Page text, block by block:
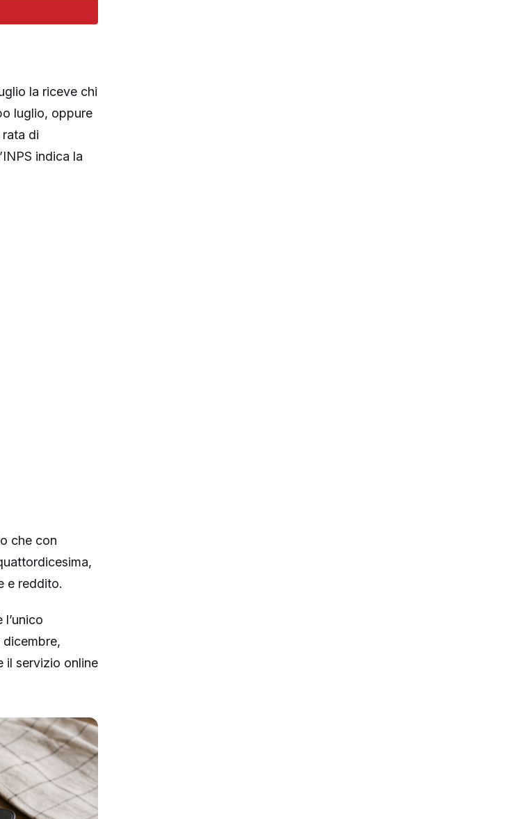
la riceve chi
luglio, oppure
di
indica la
che con
e reddito.
il servizio online